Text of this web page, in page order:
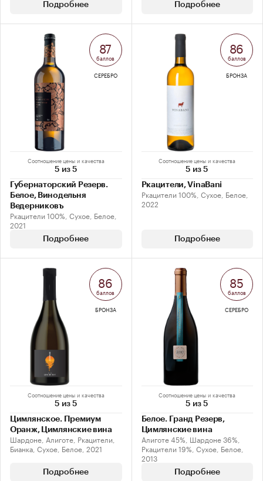
Подробнее Подробнее
Соотношение цены и качества
5 из 5
Губернаторский Резерв.
Белое, Винодельня
Ведерниковъ
Ркацители 100%, Сухое, Белое,
2021
Подробнее
87
баллов
СЕРЕБРО
Соотношение цены и качества
5 из 5
Ркацители, VinaBani
Ркацители 100%, Сухое, Белое,
2022
Подробнее
86
баллов
БРОНЗА
Соотношение цены и качества
5 из 5
Цимлянское. Премиум
Оранж, Цимлянские вина
Шардоне, Алиготе, Ркацители,
Бианка, Сухое, Белое, 2021
Подробнее
86
баллов
БРОНЗА
Соотношение цены и качества
5 из 5
Белое. Гранд Резерв,
Цимлянские вина
Алиготе 45%, Шардоне 36%,
Ркацители 19%, Сухое, Белое,
2013
Подробнее
85
баллов
СЕРЕБРО